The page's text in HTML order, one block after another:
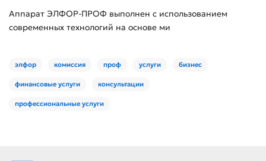
Аппарат ЭЛФОР-ПРОФ выполнен с использованием
современных технологий на основе ми
элфор комиссия проф услуги бизнес
финансовые услуги консультации
профессиональные услуги